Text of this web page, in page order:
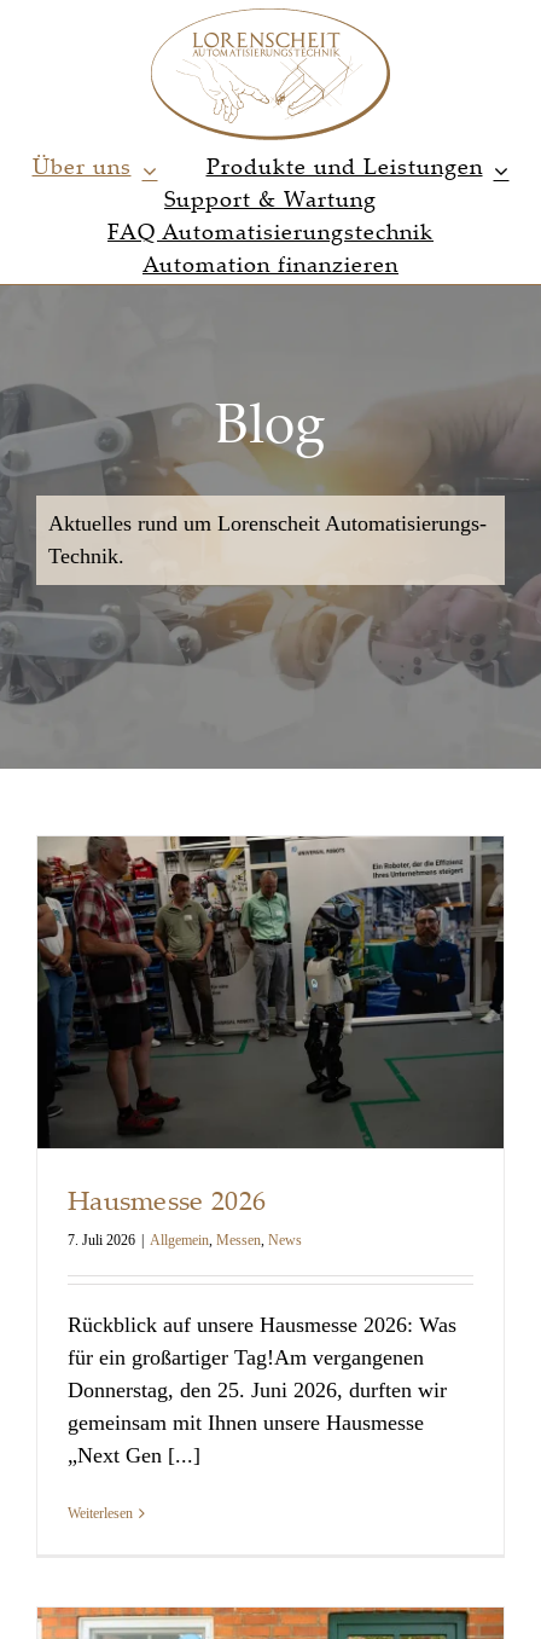
Über uns
Produkte und Leistungen
Support & Wartung
FAQ Automatisierungstechnik
Automation finanzieren
Blog
Aktuelles rund um Lorenscheit Automatisierungs-
Technik.
Hausmesse 2026
Hausmesse 2026
7. Juli 2026 | Allgemein, Messen, News
Rückblick auf unsere Hausmesse 2026: Was
für ein großartiger Tag!Am vergangenen
Donnerstag, den 25. Juni 2026, durften wir
gemeinsam mit Ihnen unsere Hausmesse
„Next Gen [...]
Weiterlesen